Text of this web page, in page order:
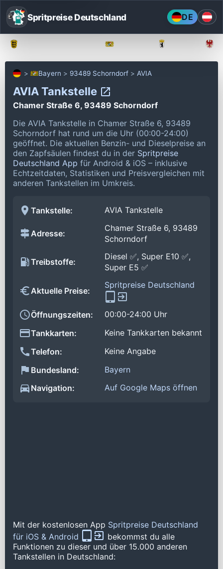
Spritpreise Deutschland DE
Bayern 93489 Schorndorf AVIA
AVIA Tankstelle
Chamer Straße 6, 93489 Schorndorf
Die AVIA Tankstelle in Chamer Straße 6, 93489
Schorndorf hat rund um die Uhr (00:00-24:00)
geöffnet. Die aktuellen Benzin- und Dieselpreise an
den Zapfsäulen findest du in der Spritpreise
Deutschland App für Android & iOS – inklusive
Echtzeitdaten, Statistiken und Preisvergleichen mit
anderen Tankstellen im Umkreis.
Tankstelle: AVIA Tankstelle
Adresse:
Chamer Straße 6, 93489
Schorndorf
Treibstoffe:
Diesel ✅, Super E10 ✅,
Super E5 ✅
Aktuelle Preise:
Spritpreise Deutschland
Öffnungszeiten:
00:00-24:00 Uhr
Tankkarten:
Keine Tankkarten bekannt
Telefon:
Keine Angabe
Bundesland:
Bayern
Navigation:
Auf Google Maps öffnen
Mit der kostenlosen App Spritpreise Deutschland
für iOS & Android
bekommst du alle
Funktionen zu dieser und über 15.000 anderen
Tankstellen in Deutschland: